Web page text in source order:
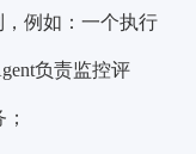
，例如：一个执行
负责监控评